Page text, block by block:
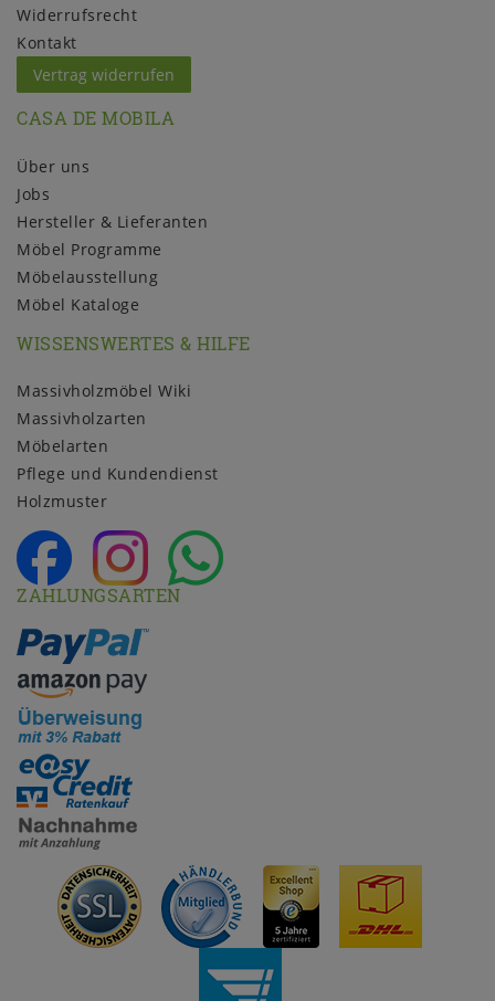
Widerrufs­recht
Kontakt
Vertrag widerrufen
CASA DE MOBILA
Über uns
Jobs
Hersteller & Lieferanten
Möbel Programme
Möbelausstellung
Möbel Kataloge
WISSENSWERTES & HILFE
Massivholzmöbel Wiki
Massivholzarten
Möbelarten
Pflege und Kundendienst
Holzmuster
ZAHLUNGSARTEN